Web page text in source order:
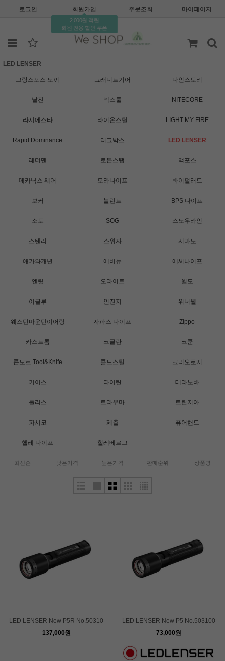
로그인 회원가입
2,000원 적립
회원 전용 할인 쿠폰
주문조회 마이페이지
LED LENSER
그랑스포스 도끼 그래니트기어 나인스토리
날진 넥스툴 NITECORE
라시에스타 라이온스틸 LIGHT MY FIRE
Rapid Dominance 러그박스 LED LENSER
레더맨 로든스탭 맥포스
메카닉스 웨어 모라나이프 바이펄러드
보커 블런트 BPS 나이프
소토 SOG 스노우라인
스탠리 스위자 시마노
애가와캐년 에버뉴 에씨나이프
엔릿 오라이트 윌도
이글루 인진지 위너웰
웨스턴마운틴이어링 자파스 나이프 Zippo
카스트롬 코글란 코쿤
콘도르 Tool&Knife 콜드스틸 크리오로지
키이스 타이탄 테라노바
툴리스 트라우마 트란지아
파시코 페츨 퓨어핸드
헬레 나이프 힐레베르그
최신순 낮은가격 높은가격 판매순위 상품명
LED LENSER New P5R No.50310
137,000원
LED LENSER New P5 No.503100
73,000원